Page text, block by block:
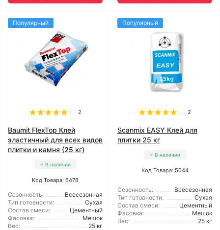
Популярный
2
Baumit FlexTop Клей
эластичный для всех видов
плитки и камня (25 кг)
В наличии
Код Товара: 6478
Сезонность:
Всесезонная
Тип готовности:
Сухая
Состав смеси:
Цементный
Фасовка:
Мешок
Вес:
25 кг
Популярный
2
Scanmix EASY Клей для
плитки 25 кг
В наличии
Код Товара: 5044
Сезонность:
Всесезонная
Тип готовности:
Сухая
Состав смеси:
Цементный
Фасовка:
Мешок
Вес:
25 кг